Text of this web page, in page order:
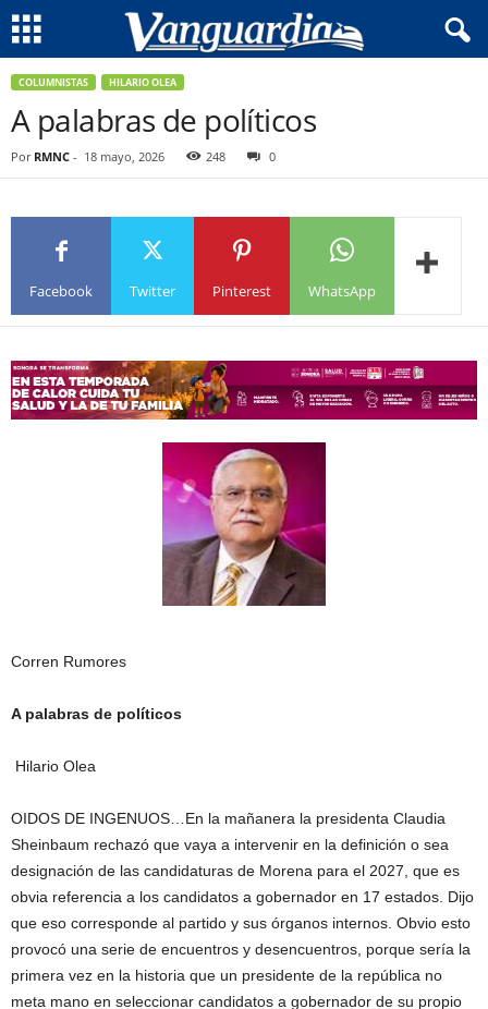
COLUMNISTAS HILARIO OLEA
A palabras de políticos
Por RMNC - 18 mayo, 2026 248 0
Facebook Twitter Pinterest WhatsApp
Corren Rumores
A palabras de políticos
Hilario Olea
OIDOS DE INGENUOS…En la mañanera la presidenta Claudia
Sheinbaum rechazó que vaya a intervenir en la definición o sea
designación de las candidaturas de Morena para el 2027, que es
obvia referencia a los candidatos a gobernador en 17 estados. Dijo
que eso corresponde al partido y sus órganos internos. Obvio esto
provocó una serie de encuentros y desencuentros, porque sería la
primera vez en la historia que un presidente de la república no
meta mano en seleccionar candidatos a gobernador de su propio